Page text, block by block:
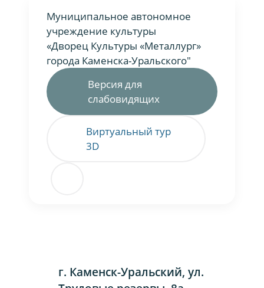
Муниципальное автономное
учреждение культуры
«Дворец Культуры «Металлург»
города Каменска-Уральского"
Версия для
слабовидящих
Виртуальный тур
3D
г. Каменск-Уральский, ул.